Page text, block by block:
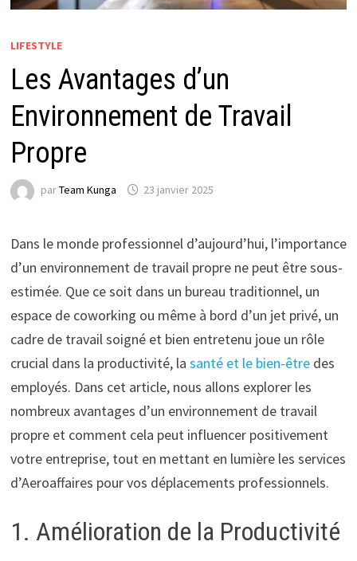
LIFESTYLE
Les Avantages d’un
Environnement de Travail
Propre
parTeam Kunga 23 janvier 2025
Dans le monde professionnel d’aujourd’hui, l’importance
d’un environnement de travail propre ne peut être sous-
estimée. Que ce soit dans un bureau traditionnel, un
espace de coworking ou même à bord d’un jet privé, un
cadre de travail soigné et bien entretenu joue un rôle
crucial dans la productivité, la santé et le bien-êtredes
employés. Dans cet article, nous allons explorer les
nombreux avantages d’un environnement de travail
propre et comment cela peut influencer positivement
votre entreprise, tout en mettant en lumière les services
d’Aeroaffaires pour vos déplacements professionnels.
1. Amélioration de la Productivité